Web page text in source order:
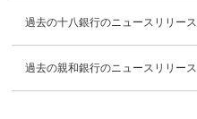
過去の十八銀行のニュースリリース
過去の親和銀行のニュースリリース